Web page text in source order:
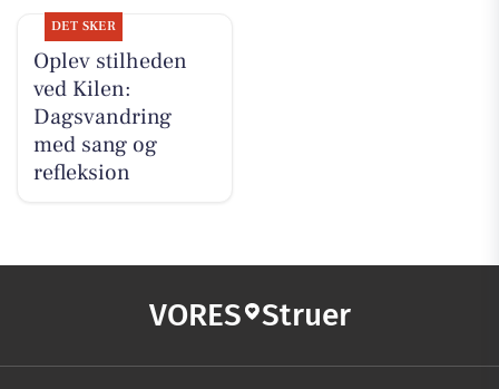
DET SKER
Oplev stilheden
ved Kilen:
Dagsvandring
med sang og
refleksion
VORES Struer